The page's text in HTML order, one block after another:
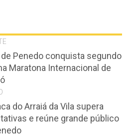
Penedo conquista segundo
Maratona Internacional de
do Arraiá da Vila supera
e reúne grande público